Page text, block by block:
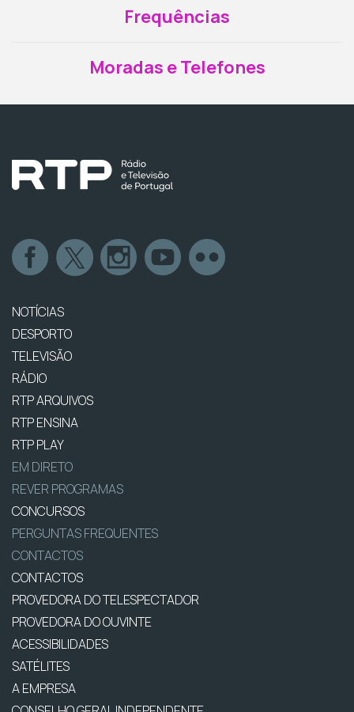
Frequências
Moradas e Telefones
NOTÍCIAS
DESPORTO
TELEVISÃO
RÁDIO
RTP ARQUIVOS
RTP ENSINA
RTP PLAY
EM DIRETO
REVER PROGRAMAS
CONCURSOS
PERGUNTAS FREQUENTES
CONTACTOS
CONTACTOS
PROVEDORA DO TELESPECTADOR
PROVEDORA DO OUVINTE
ACESSIBILIDADES
SATÉLITES
A EMPRESA